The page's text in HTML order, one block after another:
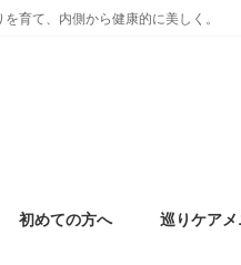
育て、内側から健康的に美しく。
初めての方へ 巡りケア